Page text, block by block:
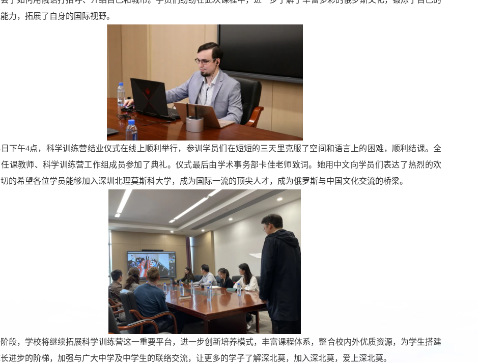
力，拓展了自身的国际视野。
日下午4点，科学训练营结业仪式在线上顺利举行，参训学员们在短短的三天里克服了空间和语言上的困难，顺利结课。全
课教师、科学训练营工作组成员参加了典礼。仪式最后由学术事务部卡佳老师致词。她用中文向学员们表达了热烈的欢
的希望各位学员能够加入深圳北理莫斯科大学，成为国际一流的顶尖人才，成为俄罗斯与中国文化交流的桥梁。
段，学校将继续拓展科学训练营这一重要平台，进一步创新培养模式，丰富课程体系，整合校内外优质资源，为学生搭建
进步的阶梯，加强与广大中学及中学生的联络交流，让更多的学子了解深北莫，加入深北莫，爱上深北莫。